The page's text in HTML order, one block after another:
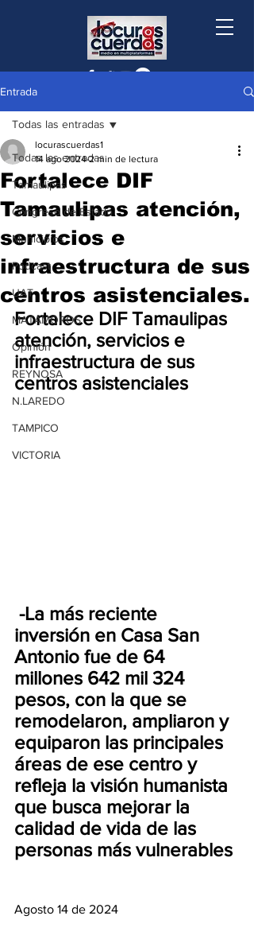
Entrada
Todas las entradas
Tamaulipas
Congreso de Estado
Municipios
Podcast
UAT
MATAMOROS
Opinión
REYNOSA
N.LAREDO
TAMPICO
VICTORIA
Todas las entradas
Fortalece DIF
Tamaulipas atención,
servicios e
infraestructura de sus
centros asistenciales.
locurascuerdas1
14 ago 2024 2 min de lectura
Fortalece DIF Tamaulipas
atención, servicios e
infraestructura de sus
centros asistenciales
inversión en Casa San
Antonio fue de 64
millones 642 mil 324
pesos, con la que se
remodelaron, ampliaron y
equiparon las principales
áreas de ese centro y
refleja la visión humanista
que busca mejorar la
calidad de vida de las
personas más vulnerables
Agosto 14 de 2024